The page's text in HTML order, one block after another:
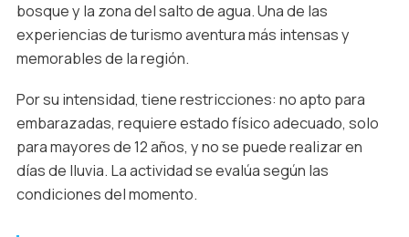
bosque y la zona del salto de agua. Una de las
experiencias de turismo aventura más intensas y
memorables de la región.
Por su intensidad, tiene restricciones: no apto para
embarazadas, requiere estado físico adecuado, solo
para mayores de 12 años, y no se puede realizar en
días de lluvia. La actividad se evalúa según las
condiciones del momento.